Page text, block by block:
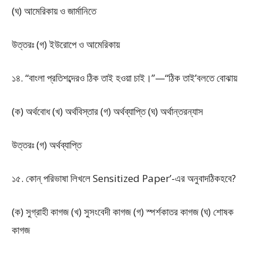
(ঘ) আমেরিকায় ও জার্মানিতে
উত্তরঃ (গ) ইউরোপে ও আমেরিকায়
১৪. “বাংলা প্রতিশব্দেরও ঠিক তাই হওয়া চাই।”—“ঠিক তাই’বলতে বোঝায়
(ক) অর্থবোধ (খ) অর্থবিস্তার (গ) অর্থব্যাপ্তি (ঘ) অর্থান্তরন্যাস
উত্তরঃ (গ) অর্থব্যাপ্তি
১৫. কোন্ পরিভাষা লিখলে Sensitized Paper’-এর অনুবাদঠিকহবে?
(ক) সুগ্রাহী কাগজ (খ) সুসংবেদী কাগজ (গ) স্পর্শকাতর কাগজ (ঘ) শোষক
কাগজ